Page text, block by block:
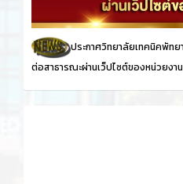
ประกาศวิทยาลัยเทคนิคพัทย
ต่อสาธารณะผ่านเว็ปไซต์ของหน่วยงาน